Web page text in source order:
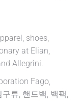
shoes,
at Elian,
Allegrini.
Fago,
류, 핸드백, 백팩,